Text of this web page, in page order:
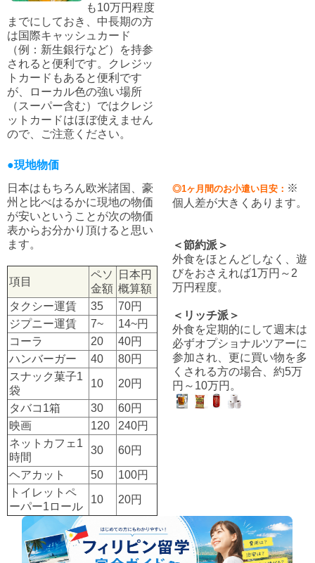
も10万円程度
までにしておき、中長期の方
は国際キャッシュカード
（例：新生銀行など）を持参
されると便利です。クレジッ
トカードもあると便利です
が、ローカル色の強い場所
（スーパー含む）ではクレジ
ットカードはほぼ使えません
ので、ご注意ください。
●現地物価
日本はもちろん欧米諸国、豪
州と比べはるかに現地の物価
が安いということが次の物価
表からお分かり頂けると思い
ます。
項目
ペソ
金額
日本円
概算額
タクシー運賃
35
70円
ジプニー運賃
7~
14~円
コーラ
20
40円
ハンバーガー
40
80円
スナック菓子1
袋
10 20円
タバコ1箱 30
60円
映画
120
240円
ネットカフェ1
時間
30 60円
ヘアカット 50
100円
トイレットペ
ーパー1ロール
10 20円
◎1ヶ月間のお小遣い目安： ※
個人差が大きくあります。
＜節約派＞
外食をほとんどしなく、遊
びをおさえれば1万円～2
万円程度。
＜リッチ派＞
外食を定期的にして週末は
必ずオプショナルツアーに
参加され、更に買い物を多
くされる方の場合、約5万
円～10万円。